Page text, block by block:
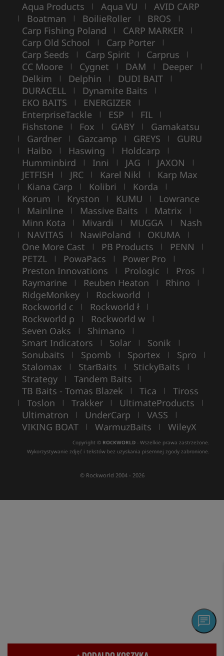
Aqua Products | Aqua VU | AVID CARP
| Boatman | BoilieRoller | BROS |
Carp Fishing Poland | CARP MARKER |
Carp Old School | Carp Porter |
Carp Seeds | Carp Spirit | Carprus |
CC Moore | Cygnet | DAM | Deeper |
Delkim | Delphin | DUDI BAIT |
DURACELL | Dynamite Baits |
EKO BAITS | ENERGIZER |
EnterpriseTackle | ESP | FIL |
Fishstone | Fox | GABY | Gamakatsu
| Gardner | Gazcamp | GREYS | GURU
| Haibo | Haswing | Holdcarp |
Humminbird | Inni | JAG | JAXON |
JETFISH | JRC | Karel Nikl | Karp Max
| Kiana Carp | Kolibri | Korda |
Korum | Kryston | KUMU | Lowrance
| Mainline | Massive Baits | Matrix |
Minn Kota | Mivardi | MUGGA | Nash
| NAVITAS | NawiPoland | OKUMA |
One More Cast | PB Products | PENN |
PETZL | PowaPacs | Power Pro |
Preston Innovations | Prologic | Pros |
Raymarine | Reuben Heaton | Rhino |
RidgeMonkey | Rockworld |
Rockworld c | Rockworld ł |
Rockworld p | Rockworld w |
Seven Oaks | Shimano |
Smart Indicators | Solar | Sonik |
Sonubaits | Spomb | Sportex | Spro |
Stalomax | StarBaits | StickyBaits |
Strategy | Tandem Baits |
TB Baits - Tomas Blazek | Tica | Tiross
| Toslon | Trakker | UltimateProducts |
Ultimatron | UnderCarp | VASS |
VIKING BOAT | WarmuzBaits | WileyX
Copyright © ROCKWORLD - Wszelkie prawa zastrzeżone.
Wykorzystywanie zdjęć i tekstów bez uzyskania pisemnej zgody zabronione.
© Rockworld 2004 - 2026